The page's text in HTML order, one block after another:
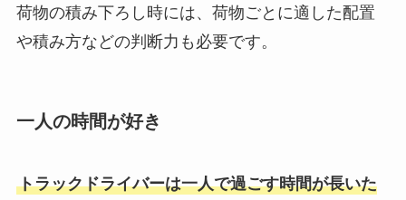
荷物の積み下ろし時には、荷物ごとに適した配置
や積み方などの判断力も必要です。
一人の時間が好き
トラックドライバーは一人で過ごす時間が長いた